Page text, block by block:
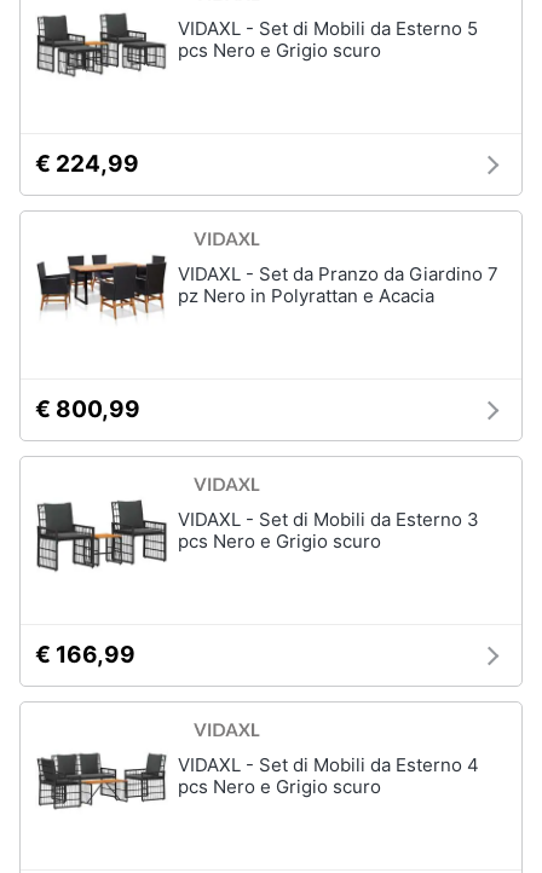
VIDAXL - Set di Mobili da Esterno 5
pcs Nero e Grigio scuro
€ 224,99
VIDAXL - Set da Pranzo da Giardino 7
pz Nero in Polyrattan e Acacia
€ 800,99
VIDAXL - Set di Mobili da Esterno 3
pcs Nero e Grigio scuro
€ 166,99
VIDAXL - Set di Mobili da Esterno 4
pcs Nero e Grigio scuro